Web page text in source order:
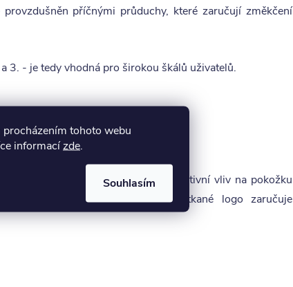
tohoto webu
informacízde.
Souhlasím
příčnými průduchy, které zaručují změkčení
3. - je tedy vhodná pro širokou škálů uživatelů.
z rodu liliovitých. Má pozitivní vliv na pokožku
na dotek a standardně vetkané logo zaručuje